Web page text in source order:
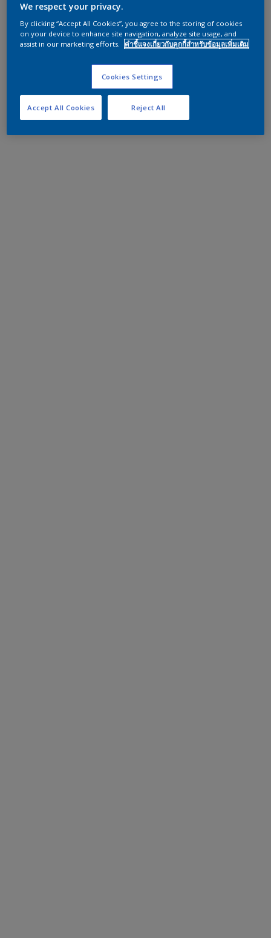
We respect your privacy.
By clicking “Accept All Cookies”, you agree to the storing of cookies
on your device to enhance site navigation, analyze site usage, and
assist in our marketing efforts.
คำชี้แจงเกี่ยวกับคุกกี้สำหรับข้อมูลเพิ่มเติม
Cookies Settings
Reject All
Accept All Cookies